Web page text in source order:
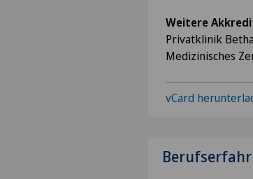
Weitere
Privatklinik
Medizinisches
vCard